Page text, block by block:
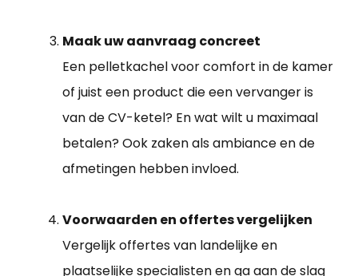
Maak uw aanvraag concreet
Een pelletkachel voor comfort in de kamer
of juist een product die een vervanger is
van de CV-ketel? En wat wilt u maximaal
betalen? Ook zaken als ambiance en de
afmetingen hebben invloed.
Voorwaarden en offertes vergelijken
Vergelijk offertes van landelijke en
plaatselijke specialisten en ga aan de slag